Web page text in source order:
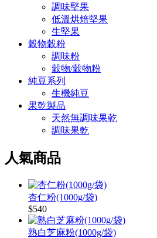
調味堅果
低溫烘焙堅果
生堅果
穀物穀粉
調味粉
穀物/穀物粉
純豆系列
生機純豆
果乾製品
天然無調味果乾
調味果乾
人氣商品
杏仁粉(1000g/袋)
$540
熟白芝麻粉(1000g/袋)